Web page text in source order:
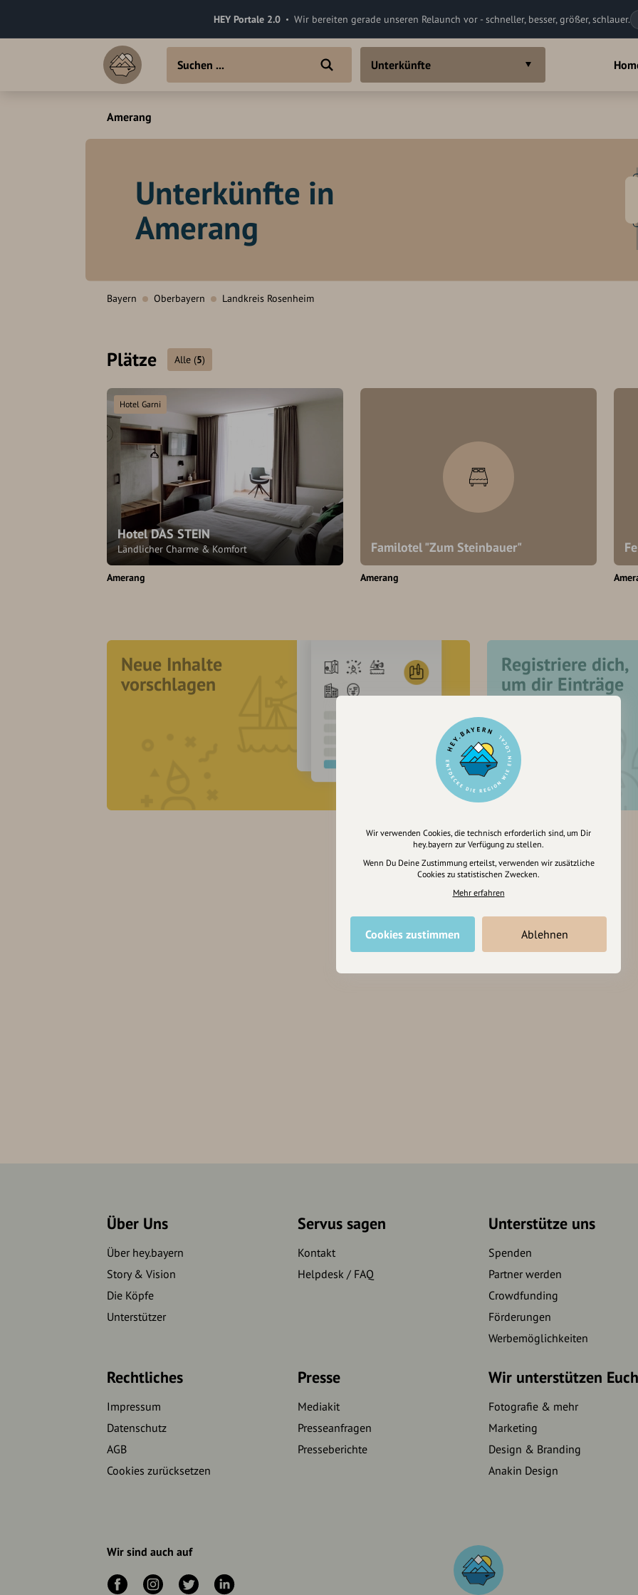
HEY Portale 2.0 Wir bereiten gerade unseren Relaunch vor - schneller, besser, größer, schlauer.
Unterkünfte
Amerang
Unterkünfte in
Amerang
Bayern Oberbayern Landkreis Rosenheim
Plätze Alle (5)
Hotel DAS STEIN
Ländlicher Charme & Komfort
Hotel Garni
Amerang
Familotel "Zum Steinbauer"
Amerang
Neue Inhalte
vorschlagen
Registriere dich,
um dir Einträge
Über Uns
Über hey.bayern
Story & Vision
Die Köpfe
Unterstützer
Servus sagen
Kontakt
Helpdesk / FAQ
Unterstütze uns
Spenden
Partner werden
Crowdfunding
Förderungen
Werbemöglichkeiten
Rechtliches
Impressum
Datenschutz
AGB
Cookies zurücksetzen
Presse
Mediakit
Presseanfragen
Presseberichte
Wir unterstützen Euch
Fotografie & mehr
Marketing
Design & Branding
Anakin Design
Wir sind auch auf
Wir verwenden Cookies, die technisch erforderlich sind, um Dir
hey.bayern zur Verfügung zu stellen.
Wenn Du Deine Zustimmung erteilst, verwenden wir zusätzliche
Cookies zu statistischen Zwecken.
Mehr erfahren
Cookies zustimmen Ablehnen